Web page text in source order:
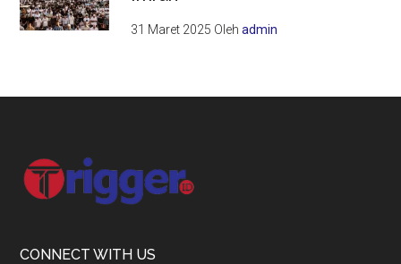
31 Maret 2025 Olehadmin
Footer
CONNECT WITH US